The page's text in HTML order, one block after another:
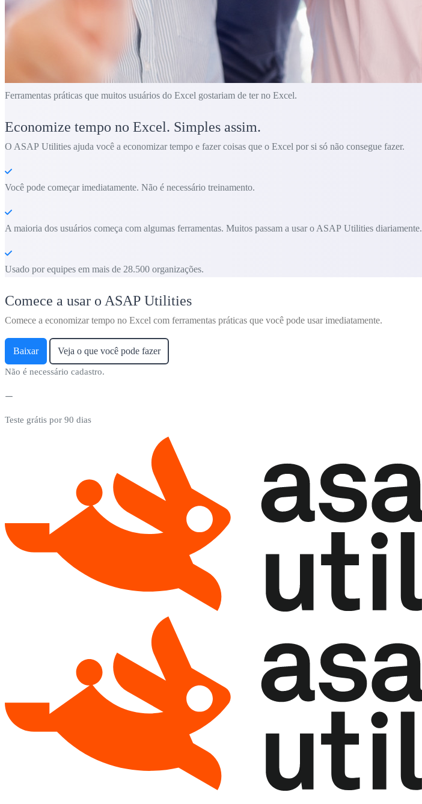
Ferramentas práticas que muitos usuários do Excel gostariam de ter no Excel.
Economize tempo no Excel. Simples assim.
O ASAP Utilities ajuda você a economizar tempo e fazer coisas que o Excel por si só não consegue fazer.
Você pode começar imediatamente. Não é necessário treinamento.
A maioria dos usuários começa com algumas ferramentas. Muitos passam a usar o ASAP Utilities diariamente.
Usado por equipes em mais de 28.500 organizações.
Comece a usar o ASAP Utilities
Comece a economizar tempo no Excel com ferramentas práticas que você pode usar imediatamente.
Baixar Veja o que você pode fazer
Não é necessário cadastro.
Teste grátis por 90 dias